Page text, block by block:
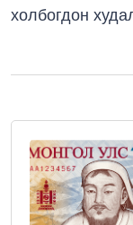
холбогдон